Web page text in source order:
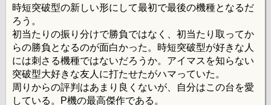
時短突破型の新しい形にして最初で最後の機種となるだ
ろう。
初当たりの振り分けで勝負ではなく、初当たり取ってか
らの勝負となるのが面白かった。時短突破型が好きな人
には刺さる機種ではないだろうか。アイマスを知らない
突破型大好きな友人に打たせたがハマっていた。
周りからの評判はあまり良くないが、自分はこの台を愛
している。P機の最高傑作である。